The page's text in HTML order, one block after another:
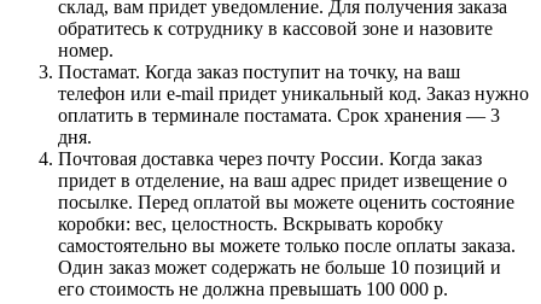
склад, вам придет уведомление. Для получения заказа
обратитесь к сотруднику в кассовой зоне и назовите
номер.
Постамат. Когда заказ поступит на точку, на ваш
телефон или e-mail придет уникальный код. Заказ нужно
оплатить в терминале постамата. Срок хранения — 3
дня.
Почтовая доставка через почту России. Когда заказ
придет в отделение, на ваш адрес придет извещение о
посылке. Перед оплатой вы можете оценить состояние
коробки: вес, целостность. Вскрывать коробку
самостоятельно вы можете только после оплаты заказа.
Один заказ может содержать не больше 10 позиций и
его стоимость не должна превышать 100 000 р.